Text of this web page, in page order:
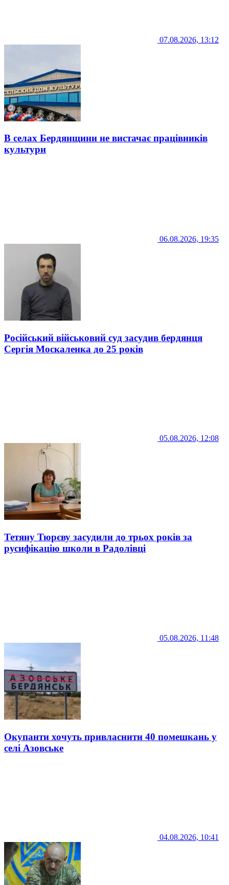
07.08.2026, 13:12
В селах Бердянщини не вистачає працівників
культури
06.08.2026, 19:35
Російський військовий суд засудив бердянця
Сергія Москаленка до 25 років
05.08.2026, 12:08
Тетяну Тюрєву засудили до трьох років за
русифікацію школи в Радолівці
05.08.2026, 11:48
Окупанти хочуть привласнити 40 помешкань у
селі Азовське
04.08.2026, 10:41